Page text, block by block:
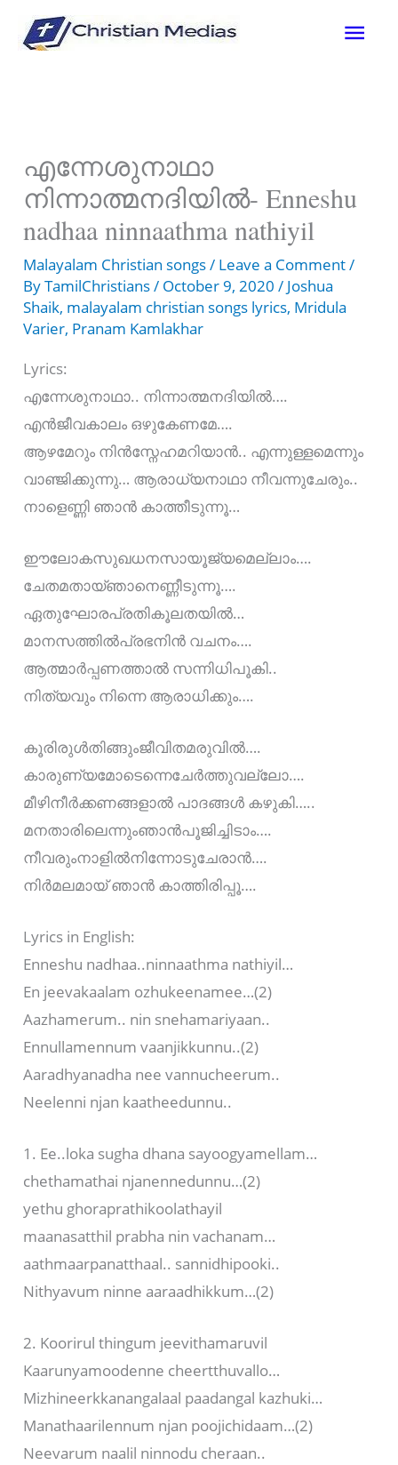
എന്നേശുനാഥാ
നിന്നാത്മനദിയില്‍- Enneshu
nadhaa ninnaathma nathiyil
Malayalam Christian songs/ Leave a Comment/
ByTamilChristians/ October 9, 2020/ Joshua
Shaik, malayalam christian songs lyrics, Mridula
Varier, Pranam Kamlakhar
Lyrics:
എന്നേശുനാഥാ.. നിന്നാത്മനദിയില്‍….
എന്‍ജീവകാലം ഒഴുകേണമേ….
ആഴമേറും നിന്‍സ്നേഹമറിയാന്‍.. എന്നുള്ളമെന്നും
വാഞ്ജിക്കുന്നു… ആരാധ്യനാഥാ നീവന്നുചേരും..
നാളെണ്ണി ഞാന്‍ കാത്തീടുന്നൂ…
ഈലോകസുഖധനസായൂജ്യമെല്ലാം….
ചേതമതായ്ഞാനെണ്ണീടുന്നൂ….
ഏതുഘോരപ്രതികൂലതയില്‍…
മാനസത്തില്‍പ്രഭനിന്‍ വചനം….
ആത്മാര്‍പ്പണത്താല്‍ സന്നിധിപൂകി..
നിത്യവും നിന്നെ ആരാധിക്കും….
കൂരിരുള്‍തിങ്ങുംജീവിതമരുവില്‍….
കാരുണ്യമോടെന്നെചേര്‍ത്തുവല്ലോ….
മീഴിനീര്‍ക്കണങ്ങളാല്‍ പാദങ്ങള്‍ കഴുകി…..
മനതാരിലെന്നുംഞാന്‍പൂജിച്ചിടാം….
നീവരുംനാളില്‍നിന്നോടുചേരാന്‍….
നിര്‍മലമായ് ഞാന്‍ കാത്തിരിപ്പൂ….
Lyrics in English:
Enneshu nadhaa..ninnaathma nathiyil…
En jeevakaalam ozhukeenamee…(2)
Aazhamerum.. nin snehamariyaan..
Ennullamennum vaanjikkunnu..(2)
Aaradhyanadha nee vannucheerum..
Neelenni njan kaatheedunnu..
1. Ee..loka sugha dhana sayoogyamellam…
chethamathai njanennedunnu…(2)
yethu ghoraprathikoolathayil
maanasatthil prabha nin vachanam…
aathmaarpanatthaal.. sannidhipooki..
Nithyavum ninne aaraadhikkum…(2)
2. Koorirul thingum jeevithamaruvil
Kaarunyamoodenne cheertthuvallo…
Mizhineerkkanangalaal paadangal kazhuki…
Manathaarilennum njan poojichidaam…(2)
Neevarum naalil ninnodu cheraan..